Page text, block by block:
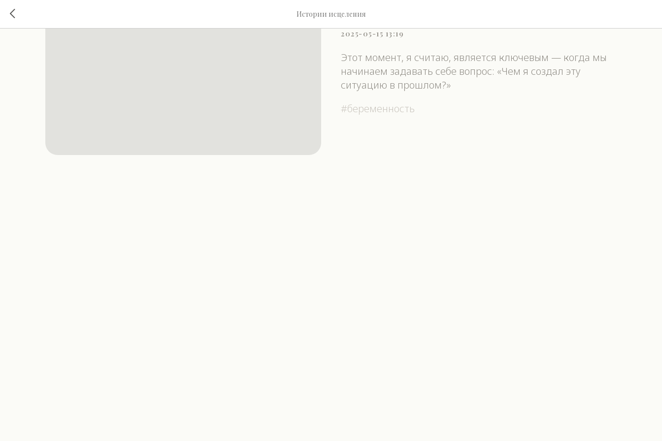
Истории исцеленияИстория исцеления Татьяны
2025-05-15 13:19
Этот момент, я считаю, является ключевым — когда мы
начинаем задавать себе вопрос: «Чем я создал эту
ситуацию в прошлом?»
#беременность